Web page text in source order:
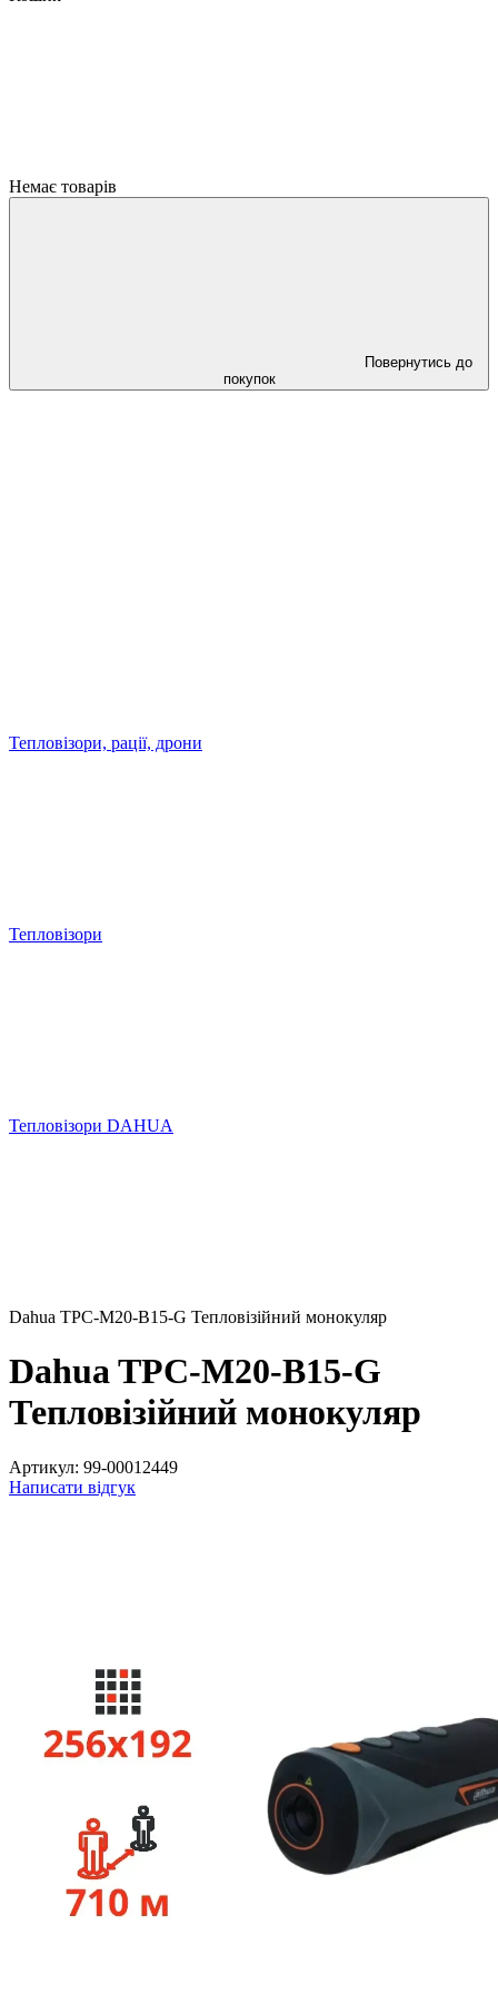
Немає товарів
Повернутись до
покупок
Тепловізори, рації, дрони
Тепловізори
Тепловізори DAHUA
Dahua TPC-M20-B15-G Тепловізійний монокуляр
Dahua TPC-M20-B15-G
Тепловізійний монокуляр
Артикул: 99-00012449
Написати відгук